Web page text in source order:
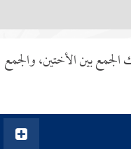
الجمع بين الأختين، والجمع